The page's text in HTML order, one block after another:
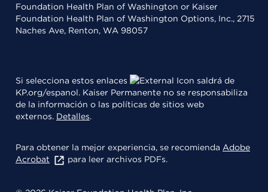
Foundation Health Plan of Washington or Kaiser
Foundation Health Plan of Washington Options, Inc., 2715
Naches Ave, Renton, WA 98057
Si selecciona estos enlaces
saldrá de
KP.org/espanol. Kaiser Permanente no se responsabiliza
de la información o las políticas de sitios web
externos. Detalles.
Para obtener la mejor experiencia, se recomienda Adobe
Acrobat
para leer archivos PDFs.